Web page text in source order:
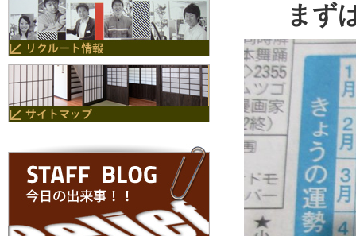
まず